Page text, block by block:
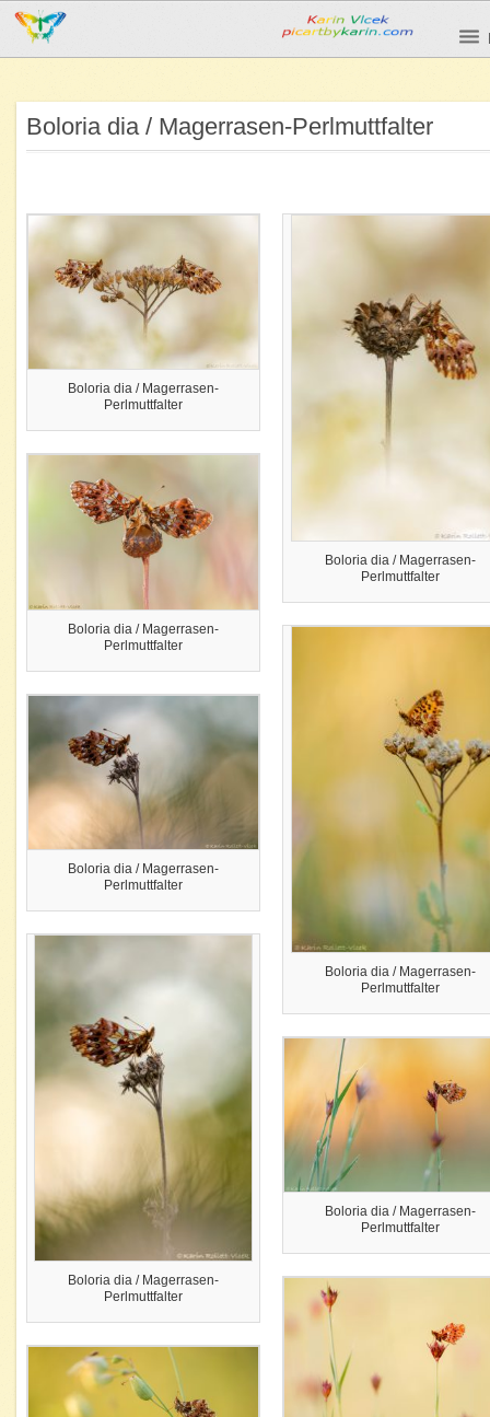
Boloria dia / Magerrasen-Perlmuttfalter
Boloria dia / Magerrasen-
Perlmuttfalter
Boloria dia / Magerrasen-
Perlmuttfalter
Boloria dia / Magerrasen-
Perlmuttfalter
Boloria dia / Magerrasen-
Perlmuttfalter
Boloria dia / Magerrasen-
Perlmuttfalter
Boloria dia / Magerrasen-
Perlmuttfalter
Boloria dia / Magerrasen-
Perlmuttfalter